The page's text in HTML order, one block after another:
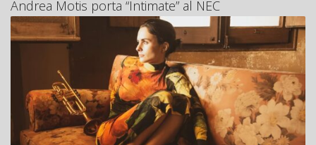
Andrea Motis porta “Intimate” al NEC